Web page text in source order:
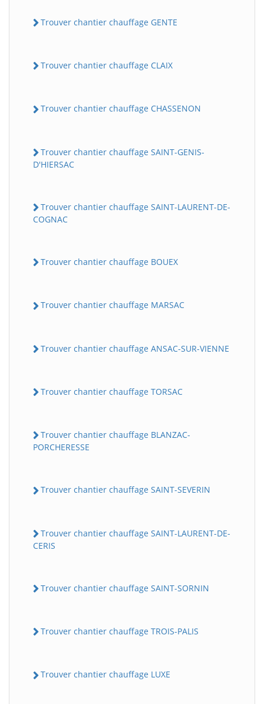
Trouver chantier chauffage GENTE
Trouver chantier chauffage CLAIX
Trouver chantier chauffage CHASSENON
Trouver chantier chauffage SAINT-GENIS-
D'HIERSAC
Trouver chantier chauffage SAINT-LAURENT-DE-
COGNAC
Trouver chantier chauffage BOUEX
Trouver chantier chauffage MARSAC
Trouver chantier chauffage ANSAC-SUR-VIENNE
Trouver chantier chauffage TORSAC
Trouver chantier chauffage BLANZAC-
PORCHERESSE
Trouver chantier chauffage SAINT-SEVERIN
Trouver chantier chauffage SAINT-LAURENT-DE-
CERIS
Trouver chantier chauffage SAINT-SORNIN
Trouver chantier chauffage TROIS-PALIS
Trouver chantier chauffage LUXE